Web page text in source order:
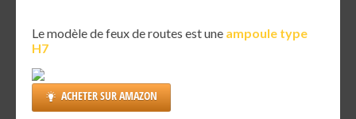
Le modèle de feux de routes est une ampoule type
H7
ACHETER SUR AMAZON